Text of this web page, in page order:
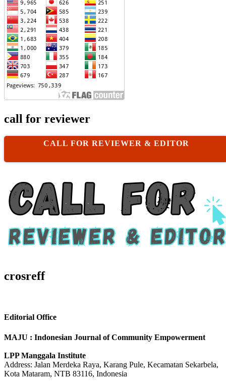
call for reviewer
CALL FOR REVIEWER & EDITOR
crosreff
Editorial Office
MAJU : Indonesian Journal of Community Empowerment
LPP Manggala Institute
Address: Jalan Merdeka Raya, Karang Pule, Kecamatan Sekarbela,
Kota Mataram, NTB 83116, Indonesia